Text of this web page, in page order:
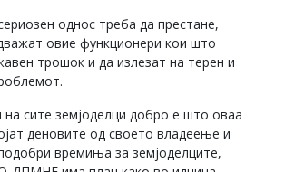
однос треба да престане,
овие функционери кои што
трошок и да излезат на терен и
сите земјоделци добро е што оваа
деновите од своето владеење и
времиња за земјоделците,